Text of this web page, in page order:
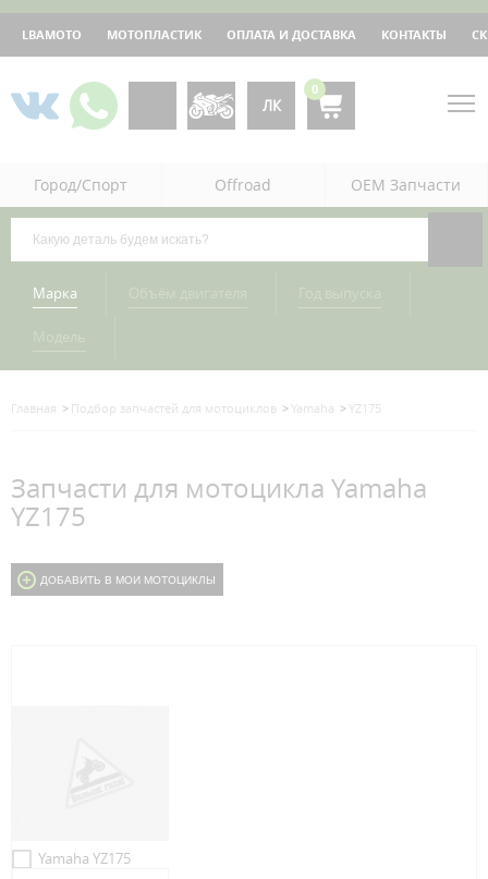
LBAMOTO МОТОПЛАСТИК ОПЛАТА И ДОСТАВКА КОНТАКТЫ
ЛК
0
Город/Спорт Offroad OEM Запчасти
Марка
Главная Подбор запчастей для мотоциклов Yamaha YZ175
Запчасти для мотоцикла Yamaha
YZ175
ДОБАВИТЬ В МОИ МОТОЦИКЛЫ
Yamaha YZ175